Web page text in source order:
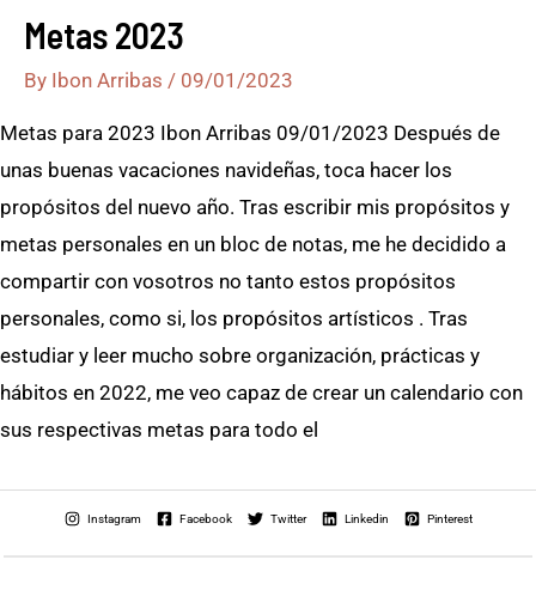
Metas 2023
By Ibon Arribas / 09/01/2023
Metas para 2023 Ibon Arribas 09/01/2023 Después de
unas buenas vacaciones navideñas, toca hacer los
propósitos del nuevo año. Tras escribir mis propósitos y
metas personales en un bloc de notas, me he decidido a
compartir con vosotros no tanto estos propósitos
personales, como si, los propósitos artísticos . Tras
estudiar y leer mucho sobre organización, prácticas y
hábitos en 2022, me veo capaz de crear un calendario con
sus respectivas metas para todo el
Instagram Facebook Twitter Linkedin Pinterest